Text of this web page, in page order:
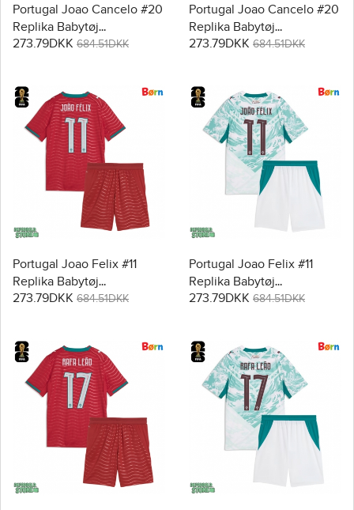
Portugal Joao Cancelo #20
Replika Babytøj
Hjemmebanesæt Børn VM
273.79DKK 684.51DKK
Portugal Joao Cancelo #20
Replika Babytøj
Udebanesæt Børn VM
273.79DKK 684.51DKK
Portugal Joao Felix #11
Replika Babytøj
Hjemmebanesæt Børn VM
273.79DKK 684.51DKK
Portugal Joao Felix #11
Replika Babytøj
Udebanesæt Børn VM
273.79DKK 684.51DKK